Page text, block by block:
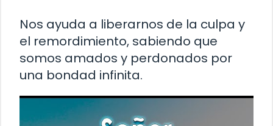
Nos ayuda a liberarnos de la culpa y
el remordimiento, sabiendo que
somos amados y perdonados por
una bondad infinita.